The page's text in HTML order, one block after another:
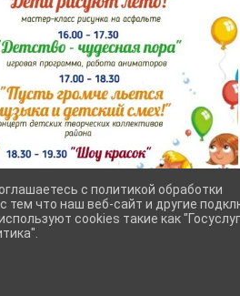
Крыловского
с политикой обработки
тем что наш веб-сайт и другие
cookies такие как